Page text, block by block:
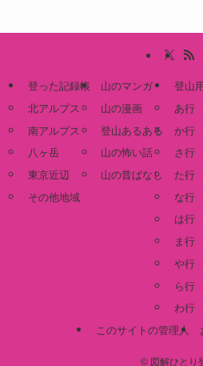
登った記録帳
北アルプス
南アルプス
八ヶ岳
東京近辺
その他地域
山のマンガ
山の漫画
登山あるある
山の怖い話
山の昔ばなし
登山
あ行
か行
さ行
た行
な行
は行
ま行
や行
ら行
わ行
このサイトの管理人
© 図解ひとり